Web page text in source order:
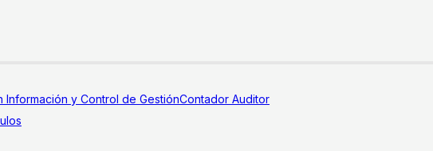
Información y Control de GestiónContador Auditor